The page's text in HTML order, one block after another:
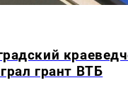
грант ВТБ